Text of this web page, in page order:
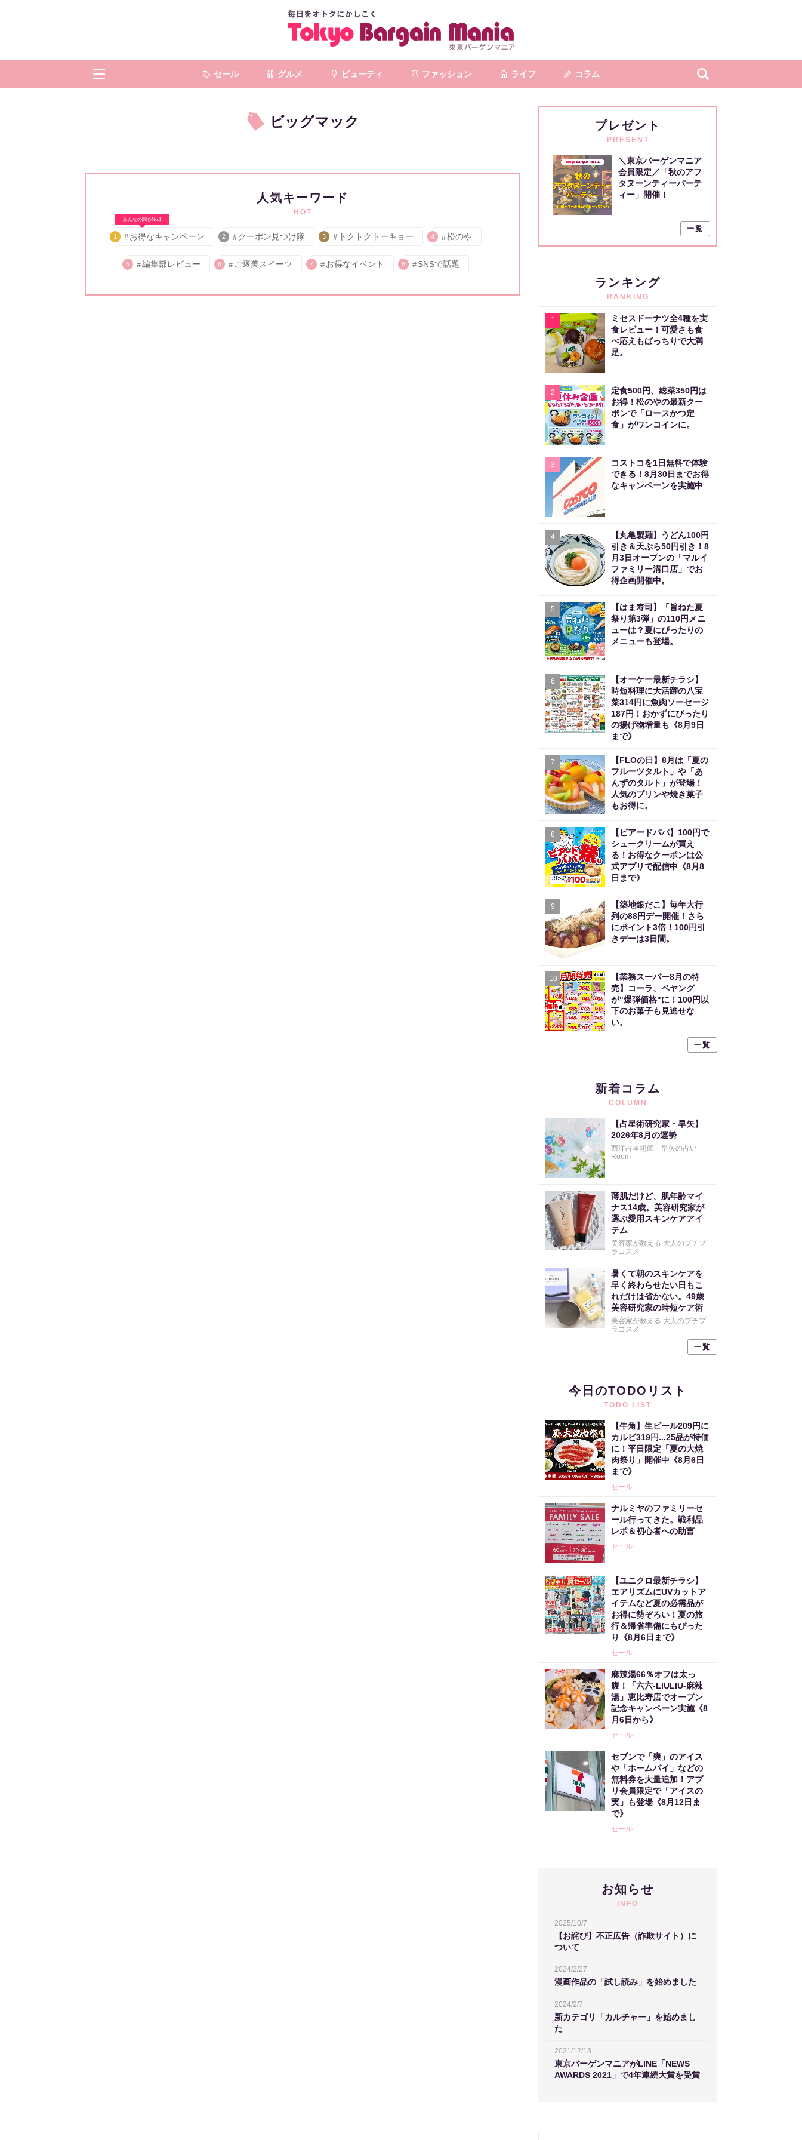
セール グルメ ビューティ ファッション ライフ コラム
ビッグマック
人気キーワード
HOT
みんなの関心No.1
1 お得なキャンペーン 2 クーポン見つけ隊 3 トクトクトーキョー 4 松のや
5 編集部レビュー 6 ご褒美スイーツ 7 お得なイベント 8 SNSで話題
プレゼント
PRESENT
＼東京バーゲンマニア
会員限定／「秋のアフ
タヌーンティーパーテ
ィー」開催！
一覧
ランキング
RANKING
1
ミセスドーナツ全4種を実
食レビュー！可愛さも食
べ応えもばっちりで大満
足。
2
定食500円、総菜350円は
お得！松のやの最新クー
ポンで「ロースかつ定
食」がワンコインに。
3
コストコを1日無料で体験
できる！8月30日までお得
なキャンペーンを実施中
4
【丸亀製麺】うどん100円
引き＆天ぷら50円引き！8
月3日オープンの「マルイ
ファミリー溝口店」でお
得企画開催中。
5
【はま寿司】「旨ねた夏
祭り第3弾」の110円メニ
ューは？夏にぴったりの
メニューも登場。
6
【オーケー最新チラシ】
時短料理に大活躍の八宝
菜314円に魚肉ソーセージ
187円！おかずにぴったり
の揚げ物増量も《8月9日
まで》
7
【FLOの日】8月は「夏の
フルーツタルト」や「あ
んずのタルト」が登場！
人気のプリンや焼き菓子
もお得に。
8
【ビアードパパ】100円で
シュークリームが買え
る！お得なクーポンは公
式アプリで配信中《8月8
日まで》
9
【築地銀だこ】毎年大行
列の88円デー開催！さら
にポイント3倍！100円引
きデーは3日間。
10
【業務スーパー8月の特
売】コーラ、ペヤング
が"爆弾価格"に！100円以
下のお菓子も見逃せな
い。
一覧
新着コラム
COLUMN
【占星術研究家・早矢】
2026年8月の運勢
西洋占星術師・早矢の占い
Room
薄肌だけど、肌年齢マイ
ナス14歳。美容研究家が
選ぶ愛用スキンケアアイ
テム
美容家が教える 大人のプチプ
ラコスメ
暑くて朝のスキンケアを
早く終わらせたい日もこ
れだけは省かない。49歳
美容研究家の時短ケア術
美容家が教える 大人のプチプ
ラコスメ
一覧
今日のTODOリスト
TODO LIST
【牛角】生ビール209円に
カルビ319円...25品が特価
に！平日限定「夏の大焼
肉祭り」開催中《8月6日
まで》
セール
ナルミヤのファミリーセ
ール行ってきた。戦利品
レポ＆初心者への助言
セール
【ユニクロ最新チラシ】
エアリズムにUVカットア
イテムなど夏の必需品が
お得に勢ぞろい！夏の旅
行＆帰省準備にもぴった
り《8月6日まで》
セール
麻辣湯66％オフは太っ
腹！「六六-LIULIU-麻辣
湯」恵比寿店でオープン
記念キャンペーン実施《8
月6日から》
セール
セブンで「爽」のアイス
や「ホームパイ」などの
無料券を大量追加！アプ
リ会員限定で「アイスの
実」も登場《8月12日ま
で》
セール
お知らせ
INFO
2025/10/7
【お詫び】不正広告（詐欺サイト）に
ついて
2024/2/27
漫画作品の「試し読み」を始めました
2024/2/7
新カテゴリ「カルチャー」を始めまし
た
2021/12/13
東京バーゲンマニアがLINE「NEWS
AWARDS 2021」で4年連続大賞を受賞